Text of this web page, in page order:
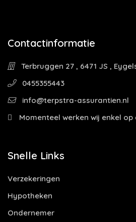
Contactinformatie
Terbruggen 27 , 6471 JS ,
0455355443
info@terpstra-assurantien.nl
Momenteel werken wij enkel
Snelle Links
Verzekeringen
Hypotheken
Ondernemer